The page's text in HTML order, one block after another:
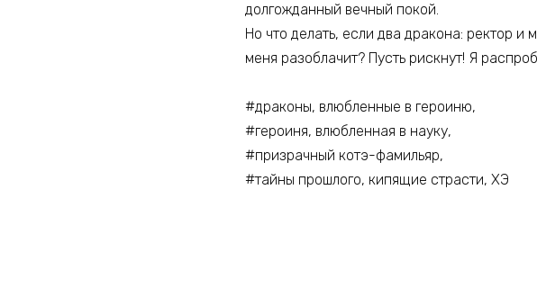
долгожданный вечный покой.
Но что делать, если два дракона: ректор и
меня разоблачит? Пусть рискнут! Я
#драконы, влюбленные в героиню,
#героиня, влюбленная в науку,
#призрачный котэ-фамильяр,
#тайны прошлого, кипящие страсти, ХЭ